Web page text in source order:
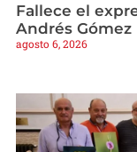
Fallece el
Andrés Gómez
agosto 6, 2026